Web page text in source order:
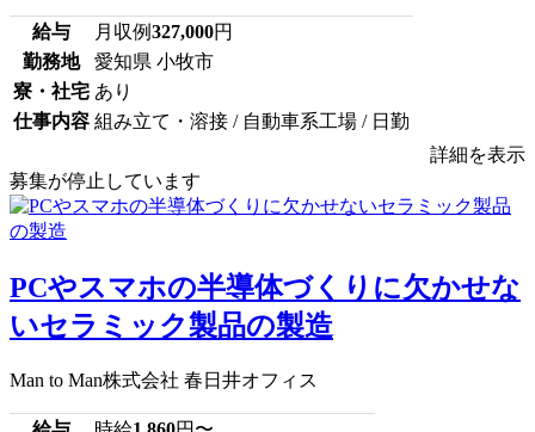
給与 月収例327,000円
勤務地
愛知県 小牧市
寮・社宅 あり
仕事内容 組み立て・溶接 / 自動車系工場 / 日勤
詳細を表示
募集が停止しています
PCやスマホの半導体づくりに欠かせな
いセラミック製品の製造
Man to Man株式会社 春日井オフィス